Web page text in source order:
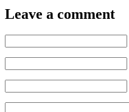
Leave a comment